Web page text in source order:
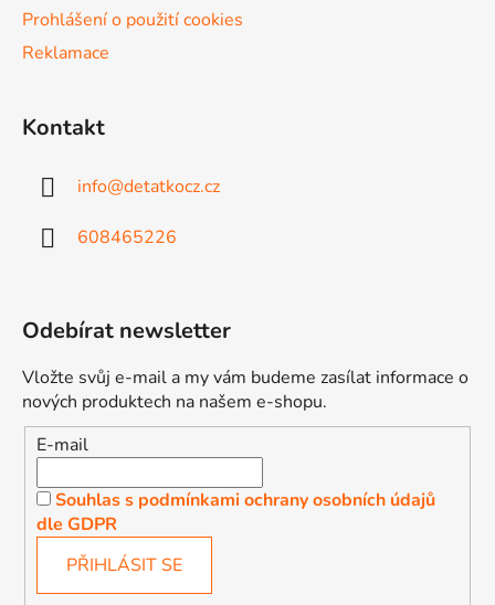
Prohlášení o použití cookies
Reklamace
Kontakt
info@detatkocz.cz
608465226
Odebírat newsletter
Vložte svůj e-mail a my vám budeme zasílat informace o
nových produktech na našem e-shopu.
E-mail
Souhlas s podmínkami ochrany osobních údajů
dle GDPR
PŘIHLÁSIT SE